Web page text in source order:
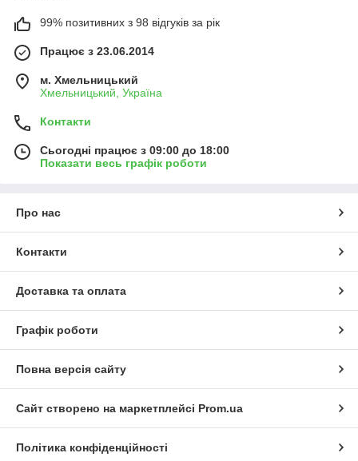
99% позитивних з 98 відгуків за рік
Працює з 23.06.2014
м. Хмельницький
Хмельницький, Україна
Контакти
Сьогодні працює з 09:00 до 18:00
Показати весь графік роботи
Про нас
Контакти
Доставка та оплата
Графік роботи
Повна версія сайту
Сайт створено на маркетплейсі Prom.ua
Політика конфіденційності